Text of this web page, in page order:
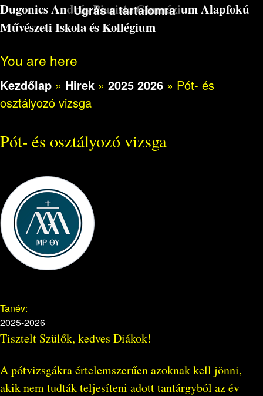
Ugrás a tartalomra
Dugonics András Piarista Gimnázium Alapfokú
Művészeti Iskola és Kollégium
You are here
Kezdőlap » Hirek » 2025 2026 » Pót- és
osztályozó vizsga
Pót- és osztályozó vizsga
Tanév:
2025-2026
Tisztelt Szülők, kedves Diákok!
A pótvizsgákra értelemszerűen azoknak kell jönni,
akik nem tudták teljesíteni adott tantárgyból az év